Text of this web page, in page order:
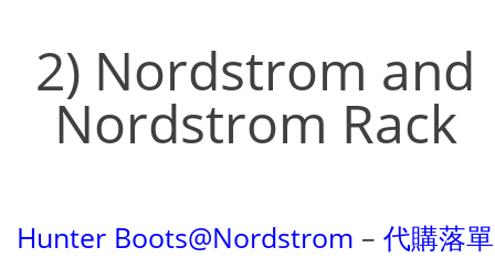
2) Nordstrom and
Nordstrom Rack
Hunter Boots@Nordstrom –代購落單